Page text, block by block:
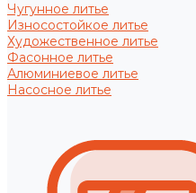
Чугунное литье
Износостойкое литье
Художественное литье
Фасонное литье
Алюминиевое литье
Насосное литье